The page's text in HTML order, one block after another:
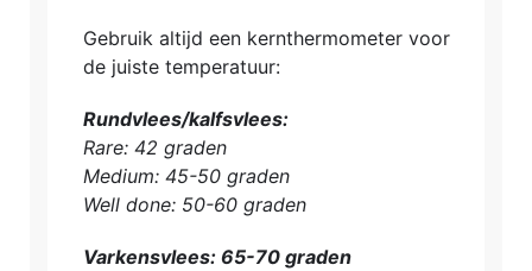
Gebruik altijd een kernthermometer voor
de juiste temperatuur:
Rundvlees/kalfsvlees:
Rare: 42 graden
Medium: 45-50 graden
Well done: 50-60 graden
Varkensvlees: 65-70 graden